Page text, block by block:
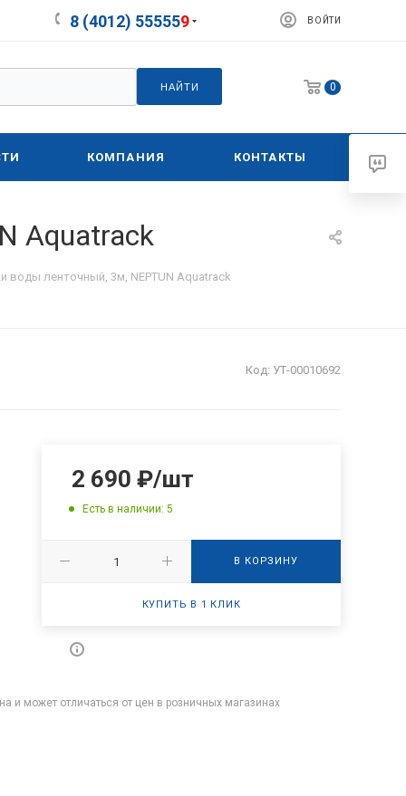
8 (4012) 555559 ВОЙТИ
НАЙТИ 0
КОМПАНИЯ КОНТАКТЫ
Aquatrack
воды ленточный, 3м, NEPTUN Aquatrack
Код: УТ-00010692
2 690 ₽/шт
Есть в наличии: 5
В КОРЗИНУ
КУПИТЬ В 1 КЛИК
и может отличаться от цен в розничных магазинах